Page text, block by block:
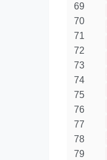
69
70
71
72
73
74
75
76
77
78
79